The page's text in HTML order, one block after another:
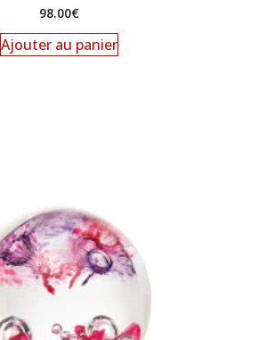
98.00€
Ajouter au panier